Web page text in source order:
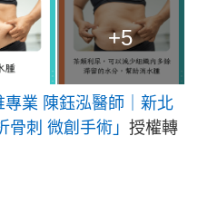
+5
專業 陳鈺泓醫師｜新北
刺 微創手術」 授權轉